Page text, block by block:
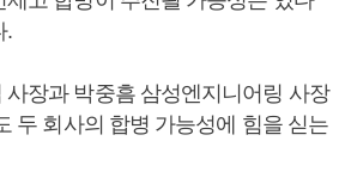
.
사장과 박중흠 삼성엔지니어링 사장
두 회사의 합병 가능성에 힘을 싣는